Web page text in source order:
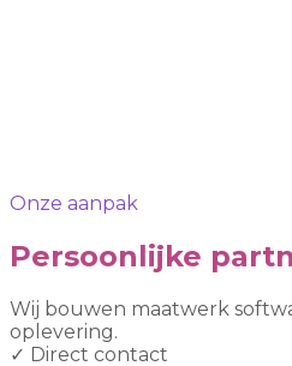
Onze aanpak
Persoonlijke
Wij bouwen maatwerk
oplevering.
✓ Direct contact